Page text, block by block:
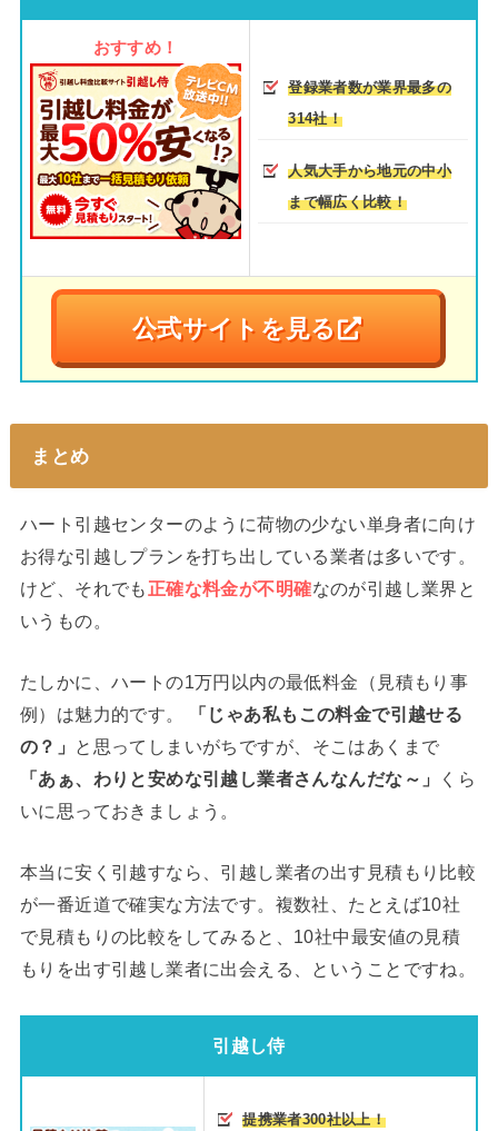
おすすめ！
登録業者数が業界最多の
314社！
人気大手から地元の中小
まで幅広く比較！
公式サイトを見る
まとめ
ハート引越センターのように荷物の少ない単身者に向け
お得な引越しプランを打ち出している業者は多いです。
けど、それでも 正確な料金が不明確なのが引越し業界と
いうもの。
たしかに、ハートの1万円以内の最低料金（見積もり事
例）は魅力的です。
「じゃあ私もこの料金で引越せる
の？」
と思ってしまいがちですが、そこはあくまで
「あぁ、わりと安めな引越し業者さんなんだな～」
くら
いに思っておきましょう。
本当に安く引越すなら、引越し業者の出す見積もり比較
が一番近道で確実な方法です。複数社、たとえば10社
で見積もりの比較をしてみると、10社中最安値の見積
もりを出す引越し業者に出会える、ということですね。
引越し侍
提携業者300社以上！